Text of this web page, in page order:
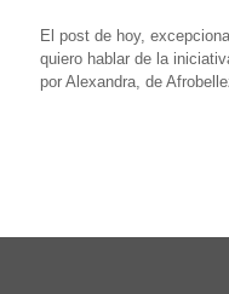
El post de hoy,
quiero hablar de la
por Alexandra, de